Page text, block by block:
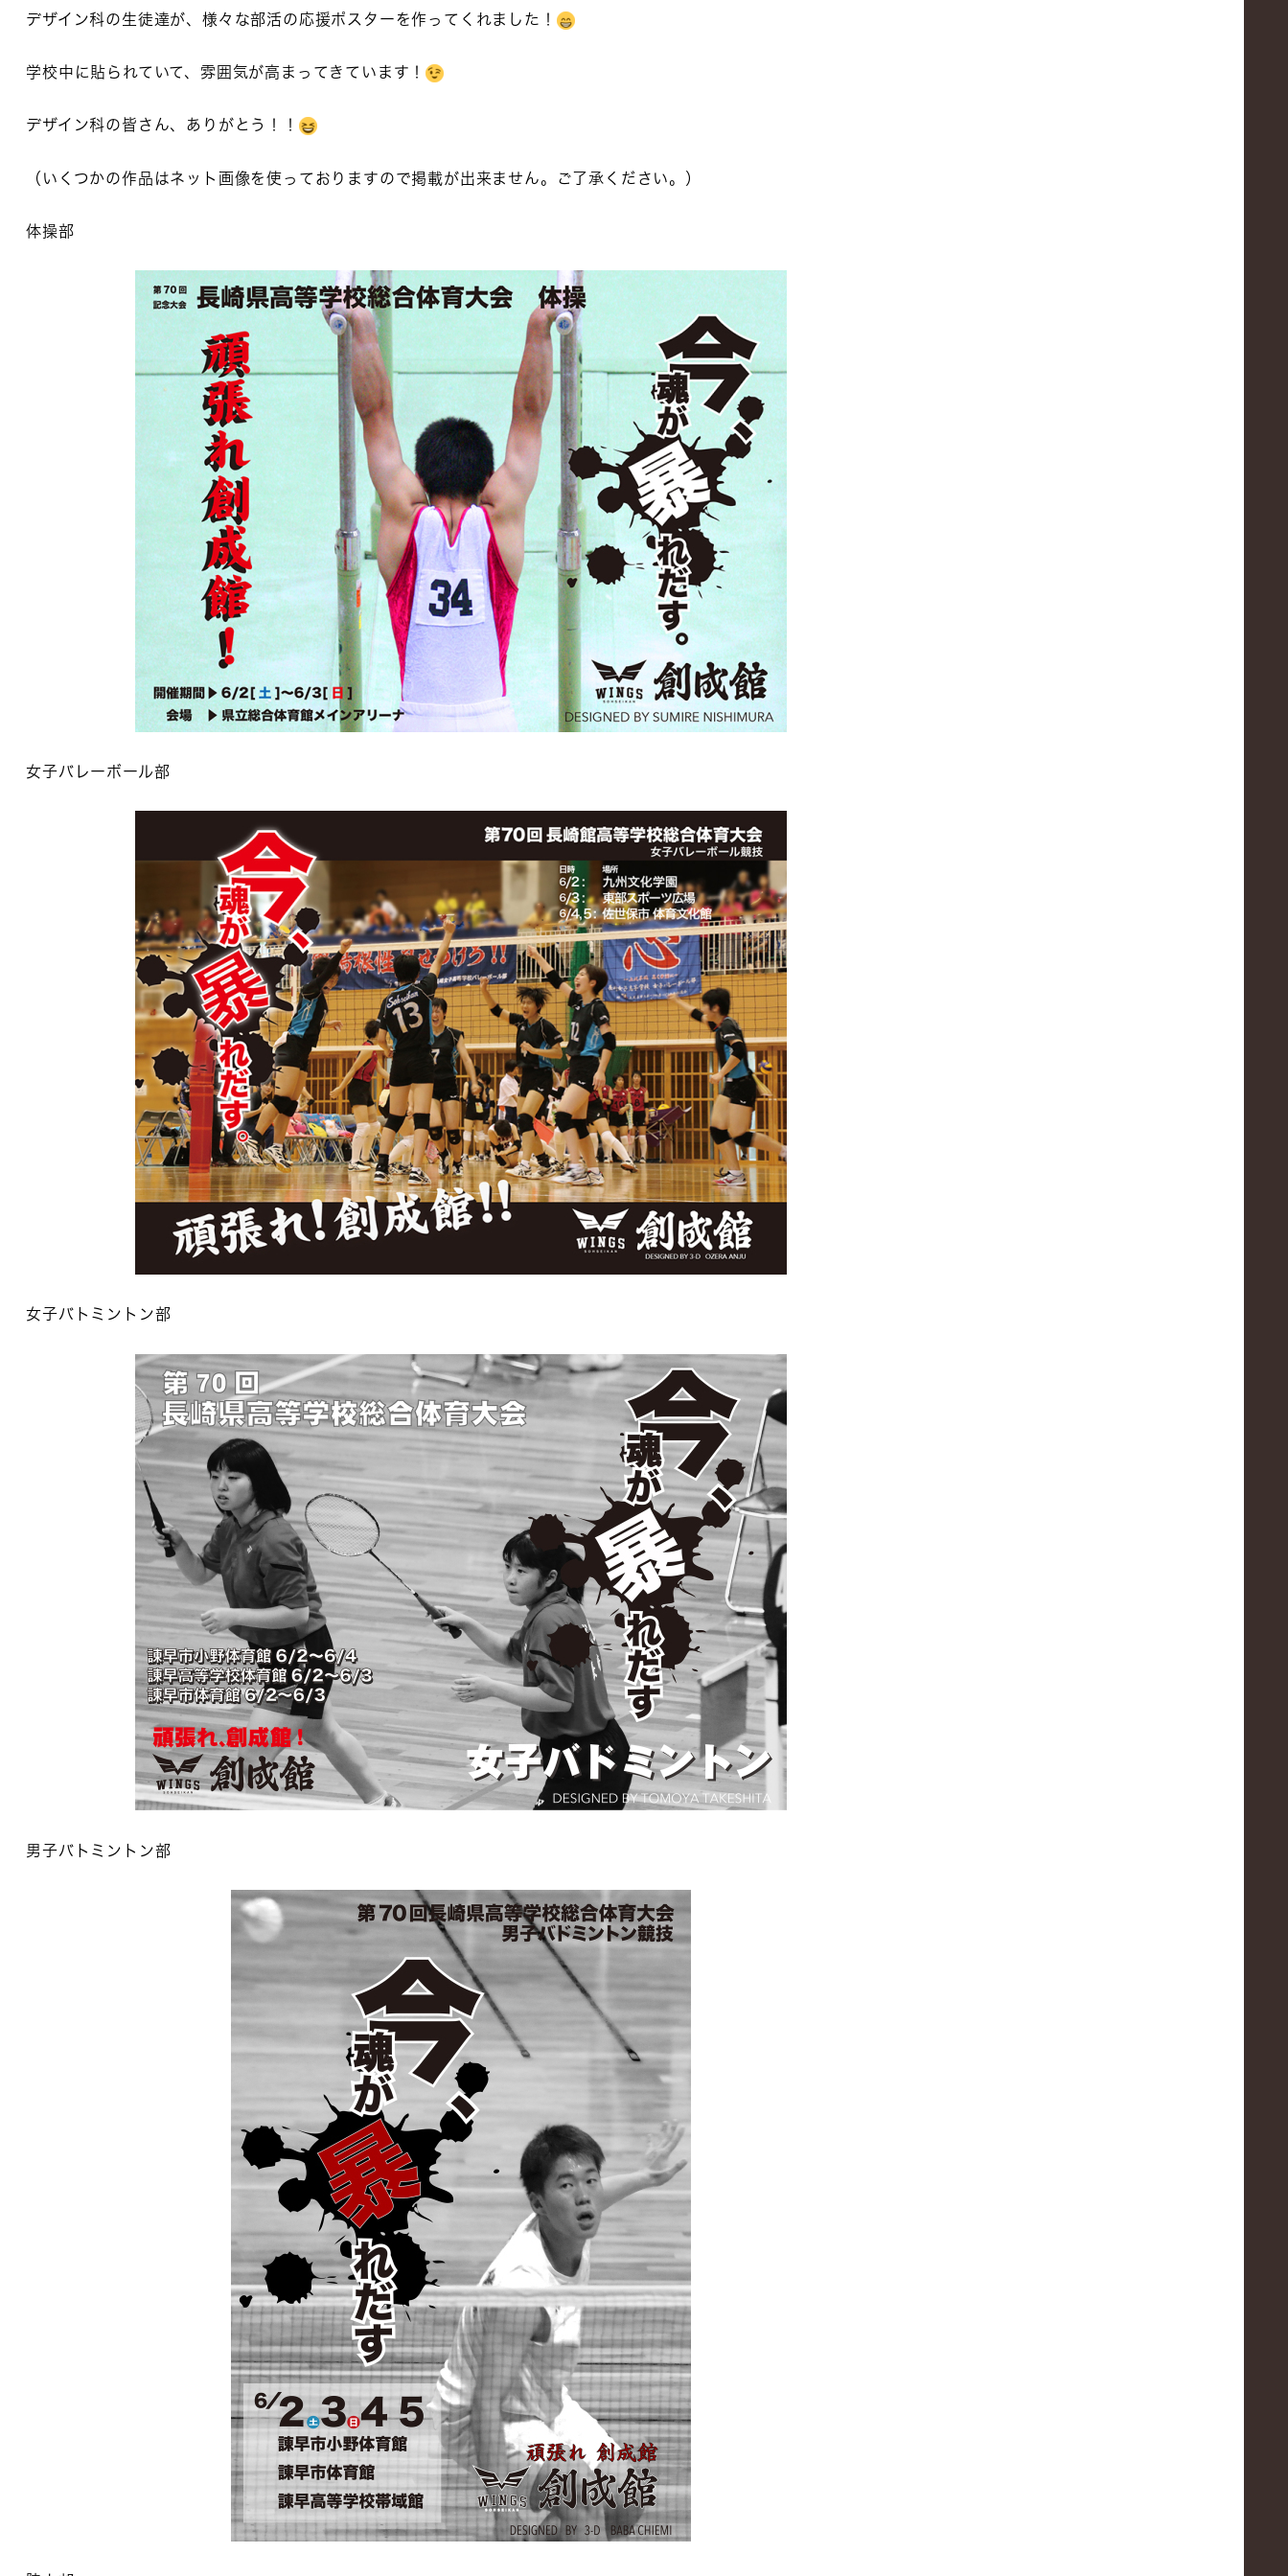
デザイン科の生徒達が、様々な部活の応援ポスターを作ってくれました！
学校中に貼られていて、雰囲気が高まってきています！
デザイン科の皆さん、ありがとう！！
（いくつかの作品はネット画像を使っておりますので掲載が出来ません。ご了承ください。）
体操部
女子バレーボール部
女子バトミントン部
男子バトミントン部